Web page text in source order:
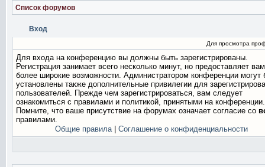
Список форумов
Вход
Для просмотра
Для входа на конференцию вы должны быть зарегистрированы.
Регистрация занимает всего несколько минут, но предоставляет вам
более широкие возможности. Администратором конференции могут
установлены также дополнительные привилегии для
пользователей. Прежде чем зарегистрироваться, вам следует
ознакомиться с правилами и политикой, принятыми на конференции.
Помните, что ваше присутствие на форумах означает согласие со
правилами.
Общие правила| Соглашение о конфиденциальности